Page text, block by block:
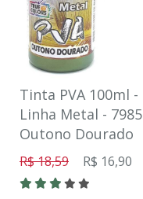
Tinta PVA 100ml -
Linha Metal - 7985
Outono Dourado
R$ 18,59 R$ 16,90